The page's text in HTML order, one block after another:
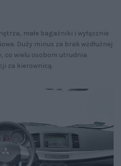
małe bagażniki i wyłącznie
Duży minus za brak wzdłużnej
co wielu osobom utrudnia
za kierownicą.